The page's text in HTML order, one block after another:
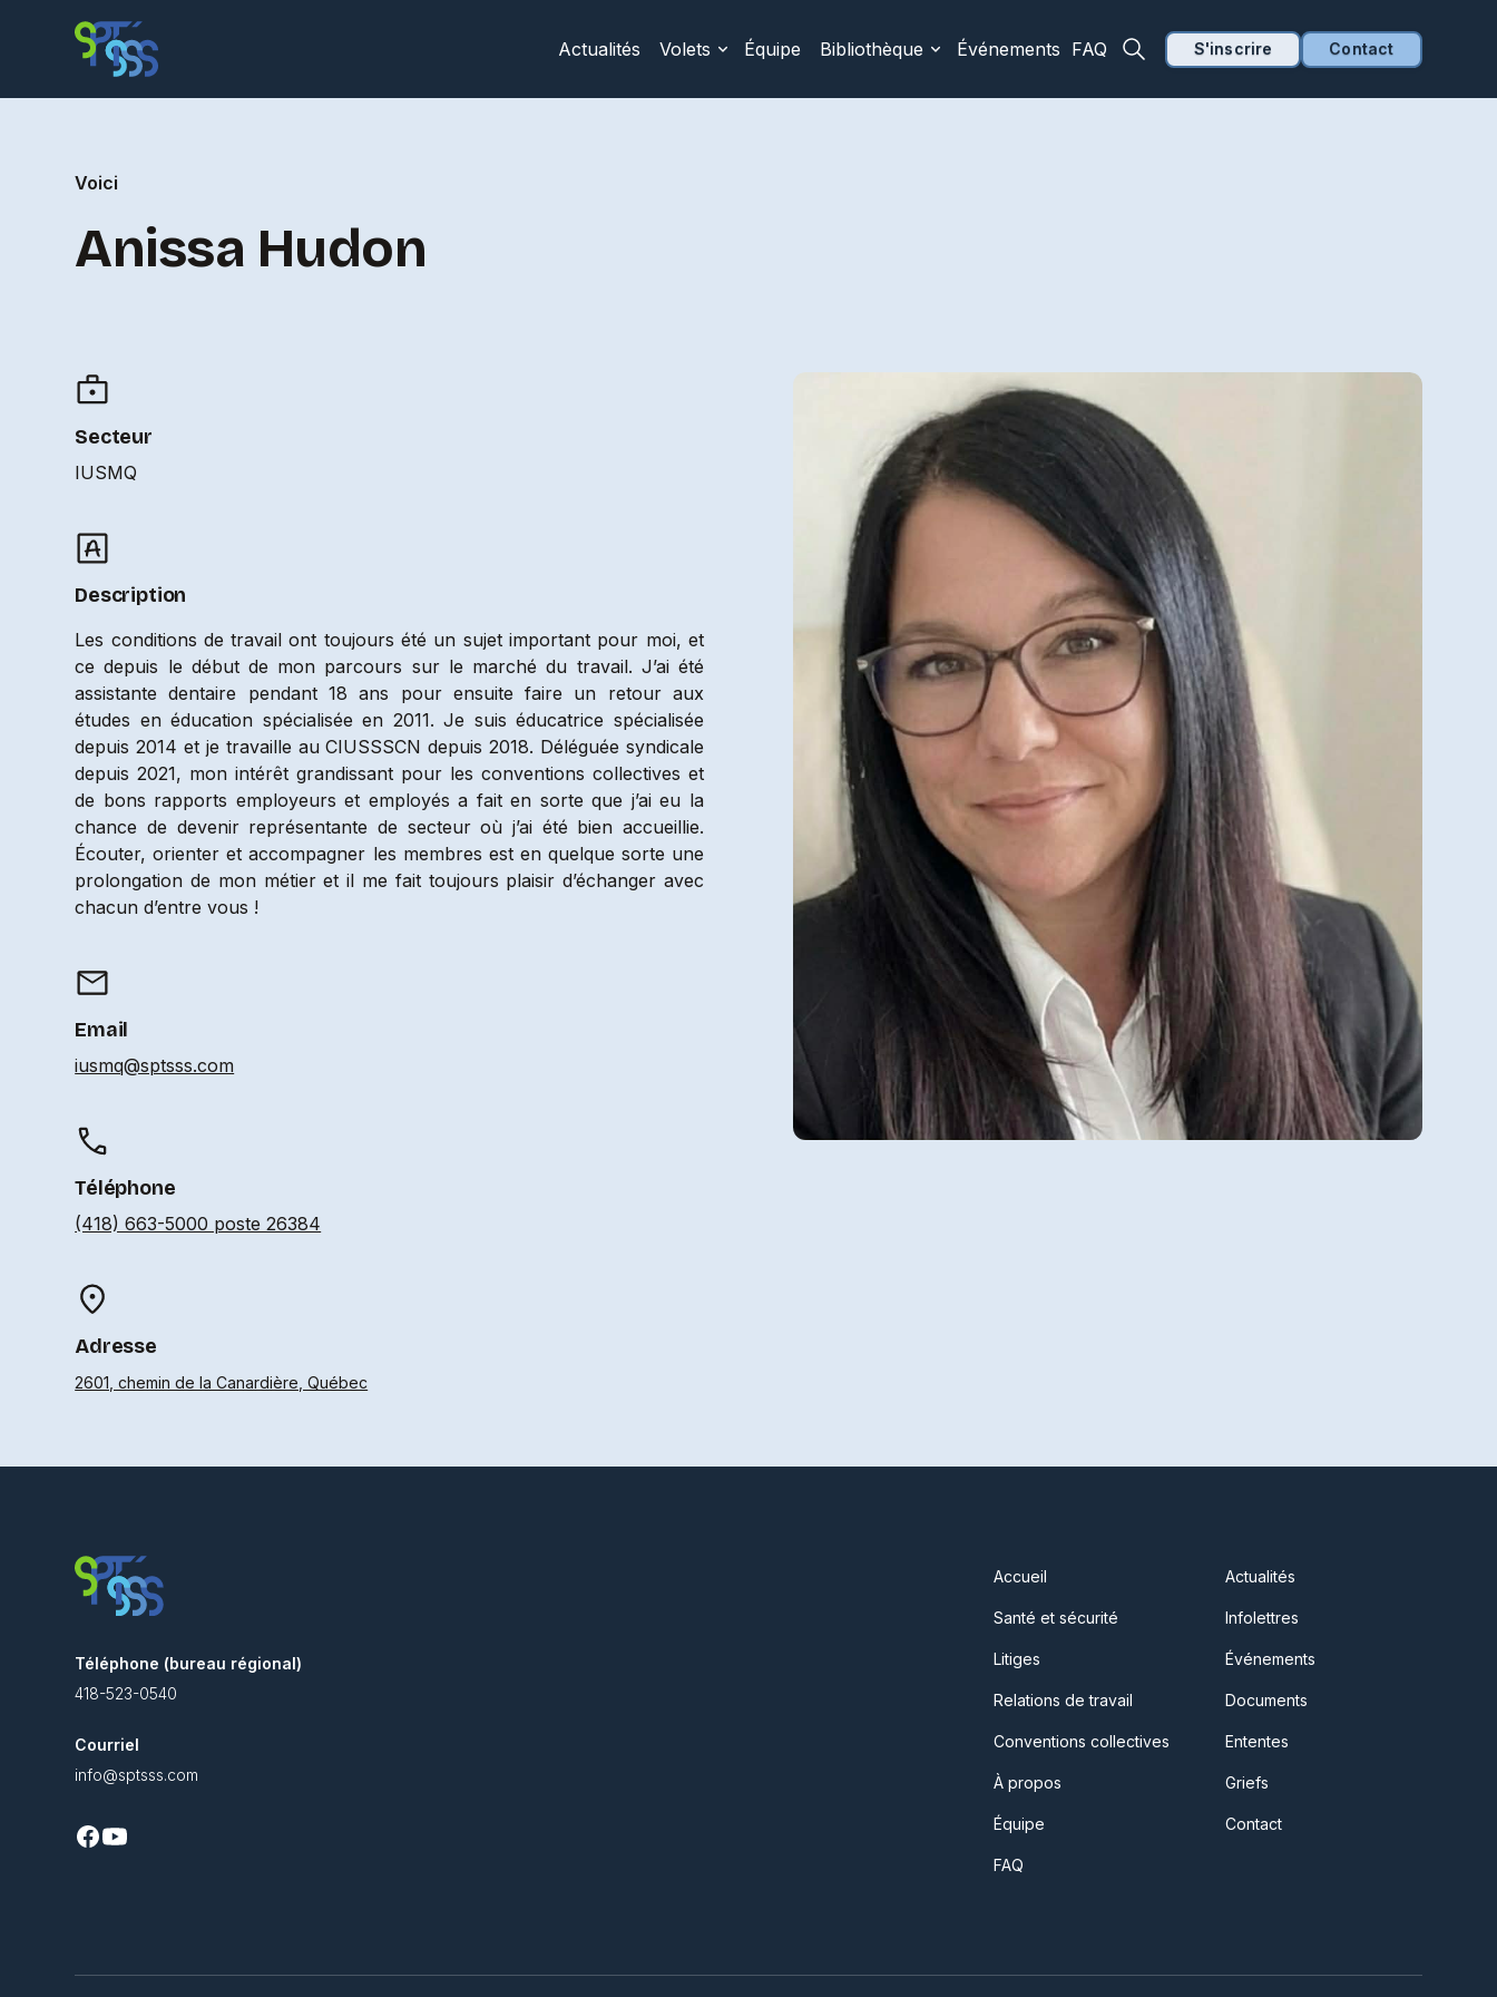
Actualités Volets Équipe Bibliothèque Événements FAQ S'inscrire Contact
Voici
Anissa Hudon
Secteur
IUSMQ
Description
Les conditions de travail ont toujours été un sujet important pour moi, et
ce depuis le début de mon parcours sur le marché du travail. J’ai été
assistante dentaire pendant 18 ans pour ensuite faire un retour aux
études en éducation spécialisée en 2011. Je suis éducatrice spécialisée
depuis 2014 et je travaille au CIUSSSCN depuis 2018. Déléguée syndicale
depuis 2021, mon intérêt grandissant pour les conventions collectives et
de bons rapports employeurs et employés a fait en sorte que j’ai eu la
chance de devenir représentante de secteur où j’ai été bien accueillie.
Écouter, orienter et accompagner les membres est en quelque sorte une
prolongation de mon métier et il me fait toujours plaisir d’échanger avec
chacun d’entre vous !
Email
iusmq@sptsss.com
Téléphone
(418) 663-5000 poste 26384
Adresse
2601, chemin de la Canardière, Québec
Téléphone (bureau régional)
418-523-0540
Courriel
info@sptsss.com
Accueil
Santé et sécurité
Litiges
Relations de travail
Conventions collectives
À propos
Équipe
FAQ
Actualités
Infolettres
Événements
Documents
Ententes
Griefs
Contact